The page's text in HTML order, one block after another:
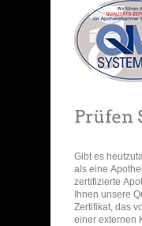
Gibt es
als eine
zertifizierte
Ihnen unsere
Zertifikat, das
einer externen